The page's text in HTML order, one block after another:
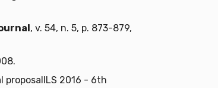
, v. 54, n. 5, p. 873-879,
proposalILS 2016 - 6th